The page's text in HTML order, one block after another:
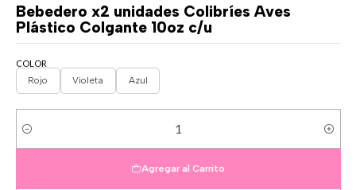
Bebedero x2 unidades Colibríes Aves
Plástico Colgante 10oz c/u
COLOR
Rojo Violeta Azul
Cantidad
Agregar al Carrito